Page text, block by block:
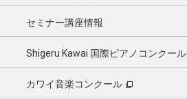
セミナー講座情報
Shigeru Kawai 国際ピアノコンクール
カワイ音楽コンクール